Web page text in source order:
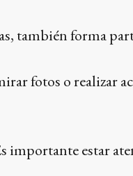
también forma
fotos o realizar
estar